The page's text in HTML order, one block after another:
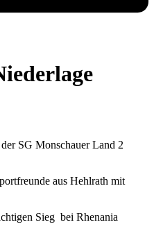
SG Monschauer Land 2
aus Hehlrath mit
Sieg bei Rhenania